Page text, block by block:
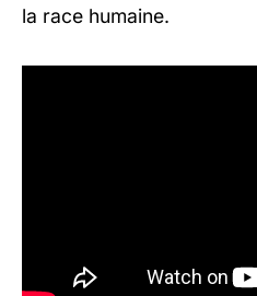
la race humaine.